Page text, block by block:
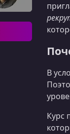
В
Курс